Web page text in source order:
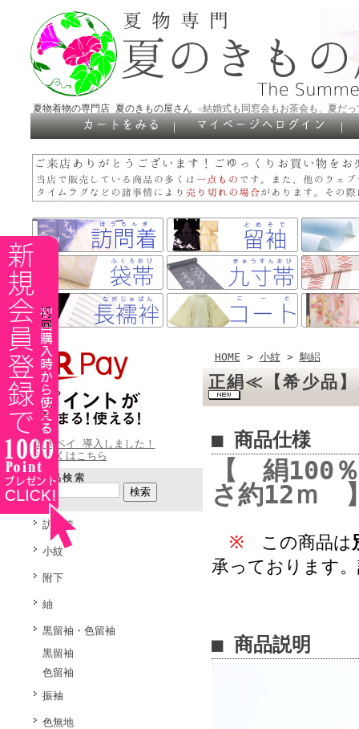
夏物着物の専門店 夏のきもの屋さん ☆結婚式も同窓会もお茶会も、夏だ
｜ ｜
楽天ペイ 導入しました！
詳しくはこちら
商品検索
訪問着
小紋
附下
紬
黒留袖・色留袖
黒留袖
色留袖
振袖
色無地
HOME > 小紋>駒絽
正絹≪【希少品
■ 商品仕様
【 絹100
さ約12ｍ
※ この商品は
承っております
■ 商品説明